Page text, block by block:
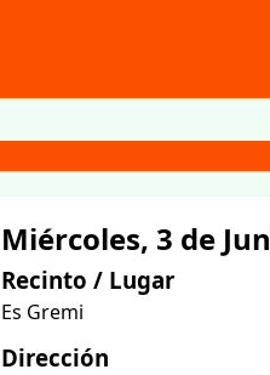
Miércoles, 3 de
Recinto / Lugar
Es Gremi
Dirección